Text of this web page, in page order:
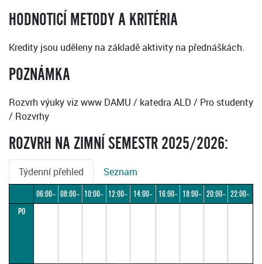
HODNOTICÍ METODY A KRITÉRIA
Kredity jsou uděleny na základě aktivity na přednáškách.
POZNÁMKA
Rozvrh výuky viz www DAMU / katedra ALD / Pro studenty
/ Rozvrhy
ROZVRH NA ZIMNÍ SEMESTR 2025/2026:
Týdenní přehled Seznam
06:00– 08:00– 10:00– 12:00–
14:00–
16:00– 18:00– 20:00– 22:00–
PO